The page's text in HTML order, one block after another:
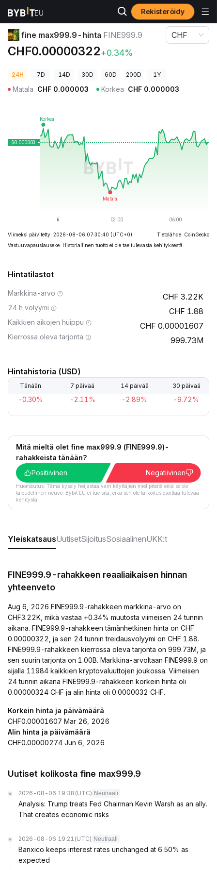
Rekisteröidy
Kryptohinnat fine max999.9-hinta FINE999.9
fine max999.9-hinta FINE999.9
CHF0.00000322+0.34%
CHF
24H 7D 14D 30D 60D 200D 1Y
Matala CHF 0.000003 Korkea CHF 0.000003
Viimeksi päivitetty: 2026-08-06 07:30:40 (UTC+0)
Tietolähde: CoinGecko
Vastuuvapauslauseke: Historiallinen tuotto ei ole tae tulevasta kehityksestä.
Hintatilastot
Markkina-arvo 3.22K
24 h volyymi 1.88
Kaikkien aikojen huippu 0.00001607
Kierrossa oleva tarjonta 999.73M
Hintahistoria (USD)
Tänään 7 päivää 14 päivää 30 päivää
-0.30% -2.11% -2.89% -9.72%
Mitä mieltä olet fine max999.9 (FINE999.9)-
rahakkeista tänään?
Positiivinen
Negatiivinen
Huomautus: Tämä kysely heijastaa vain käyttäjien mielipiteitä eikä se ole
taloudellinen neuvo. Bybit EU ei tue sitä, eikä sen ole tarkoitus osoittaa tulevaa
kehitystä.
YleiskatsausUutisetSijoitusSosiaalinenUKK:t
FINE999.9-rahakkeen reaaliaikaisen hinnan
yhteenveto
Aug 6, 2026 FINE999.9-rahakkeen markkina-arvo on
CHF3.22K, mikä vastaa +0.34% muutosta viimeisen 24 tunnin
aikana. FINE999.9-rahakkeen tämänhetkinen hinta on CHF
0.00000322, ja sen 24 tunnin treidausvolyymi on CHF 1.88.
FINE999.9-rahakkeen kierrossa oleva tarjonta on 999.73M, ja
sen suurin tarjonta on 1.00B. Markkina-arvoltaan FINE999.9 on
sijalla 11984 kaikkien kryptovaluuttojen joukossa. Viimeisen
24 tunnin aikana FINE999.9-rahakkeen korkein hinta oli
0.00000324 CHF ja alin hinta oli 0.0000032 CHF.
Korkein hinta ja päivämäärä
CHF0.00001607 Mar 26, 2026
Alin hinta ja päivämäärä
CHF0.00000274 Jun 6, 2026
Uutiset kolikosta fine max999.9
2026-08-06 19:38 (UTC) Neutraali
Analysis: Trump treats Fed Chairman Kevin Warsh as an ally.
That creates economic risks
2026-08-06 19:21 (UTC) Neutraali
Banxico keeps interest rates unchanged at 6.50% as
expected